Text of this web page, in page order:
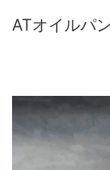
ATオイルパ